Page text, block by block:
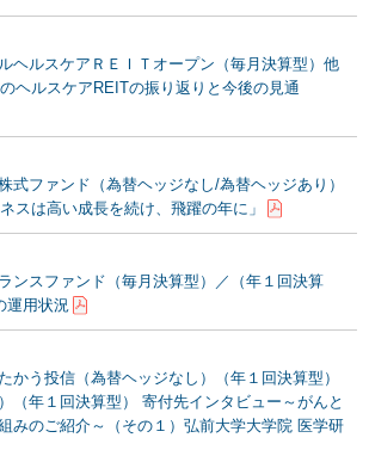
ヘルスケアＲＥＩＴオープン（毎月決算型）他
ヘルスケアREITの振り返りと今後の⾒通
式ファンド（為替ヘッジなし/為替ヘッジあり）
スは高い成長を続け、飛躍の年に」
ンスファンド（毎月決算型）／（年１回決算
運用状況
かう投信（為替ヘッジなし）（年１回決算型）
（年１回決算型） 寄付先インタビュー～がんと
みのご紹介～（その１）弘前大学大学院 医学研